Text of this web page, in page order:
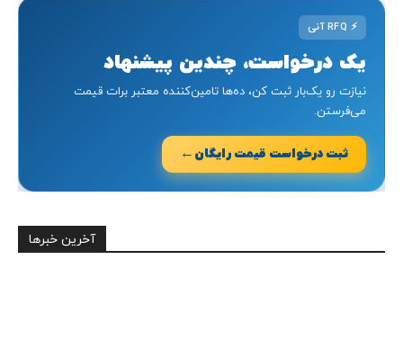
⚡
یک درخواست، چندین پیشنهاد
نیازت رو یک‌بار ثبت کن، ده‌ها تامین‌کننده معتبر برات قیمت
می‌فرستن.
ثبت درخواست قیمت رایگان ←
آخرین خبرها